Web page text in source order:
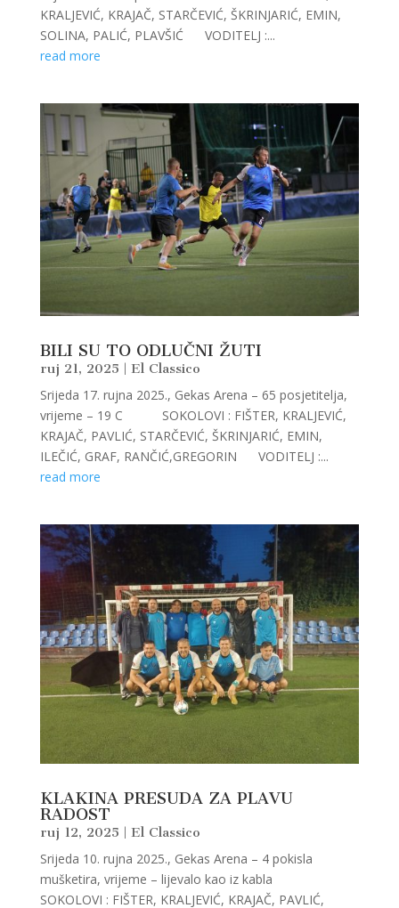
KRALJEVIĆ, KRAJAČ, STARČEVIĆ, ŠKRINJARIĆ, EMIN,
SOLINA, PALIĆ, PLAVŠIĆ VODITELJ :...
read more
BILI SU TO ODLUČNI ŽUTI
ruj 21, 2025 | El Classico
Srijeda 17. rujna 2025., Gekas Arena – 65 posjetitelja,
vrijeme – 19 C SOKOLOVI : FIŠTER, KRALJEVIĆ,
KRAJAČ, PAVLIĆ, STARČEVIĆ, ŠKRINJARIĆ, EMIN,
ILEČIĆ, GRAF, RANČIĆ,GREGORIN VODITELJ :...
read more
KLAKINA PRESUDA ZA PLAVU
RADOST
ruj 12, 2025 | El Classico
Srijeda 10. rujna 2025., Gekas Arena – 4 pokisla
mušketira, vrijeme – lijevalo kao iz kabla
SOKOLOVI : FIŠTER, KRALJEVIĆ, KRAJAČ, PAVLIĆ,